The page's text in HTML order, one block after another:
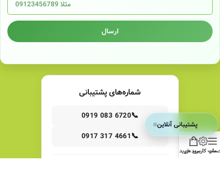
ارسال
شماره‌های پشتیبانی
📞
0919 083 6720
📞
0917 317 4661
منوکاربری من
سبد خرید
پشتیبانی آنلاین